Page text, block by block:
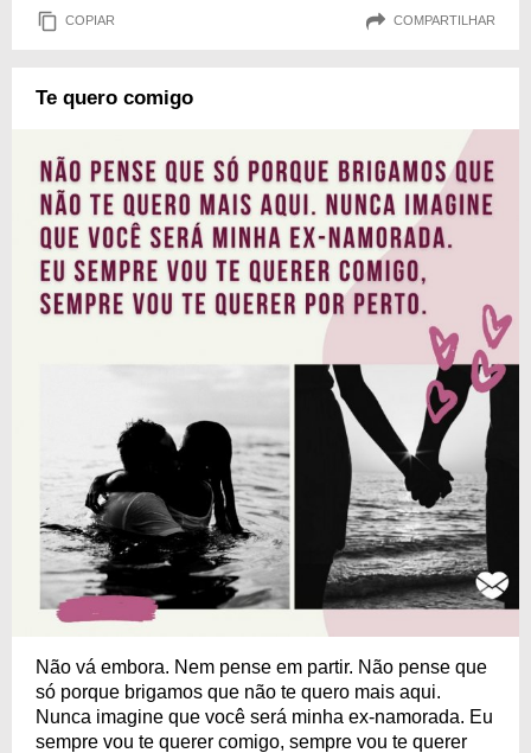
COPIAR COMPARTILHAR
Te quero comigo
Não vá embora. Nem pense em partir. Não pense que
só porque brigamos que não te quero mais aqui.
Nunca imagine que você será minha ex-namorada. Eu
sempre vou te querer comigo, sempre vou te querer